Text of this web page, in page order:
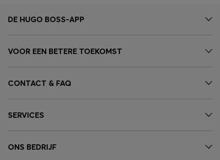
DE HUGO BOSS-APP
VOOR EEN BETERE TOEKOMST
CONTACT & FAQ
SERVICES
ONS BEDRIJF